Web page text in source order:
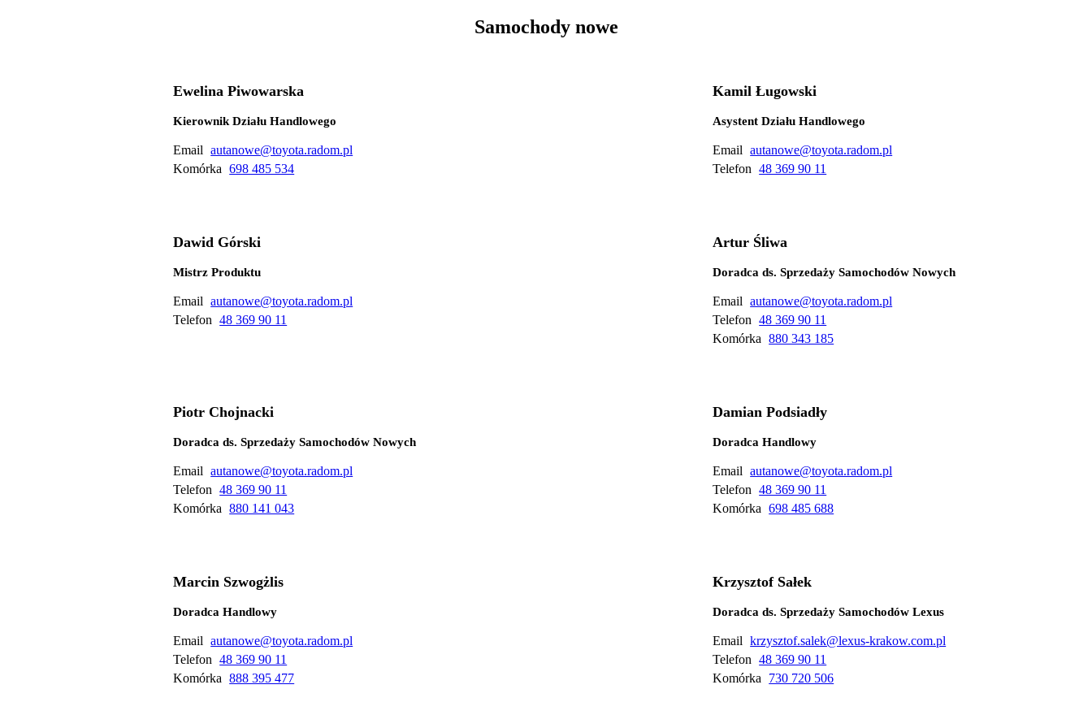
Samochody nowe
Ewelina Piwowarska
Kierownik Działu Handlowego
Email autanowe@toyota.radom.pl
Komórka 698 485 534
Kamil Ługowski
Asystent Działu Handlowego
Email autanowe@toyota.radom.pl
Telefon 48 369 90 11
Dawid Górski
Mistrz Produktu
Email autanowe@toyota.radom.pl
Telefon 48 369 90 11
Artur Śliwa
Doradca ds. Sprzedaży Samochodów Nowych
Email autanowe@toyota.radom.pl
Telefon 48 369 90 11
Komórka 880 343 185
Piotr Chojnacki
Doradca ds. Sprzedaży Samochodów Nowych
Email autanowe@toyota.radom.pl
Telefon 48 369 90 11
Komórka 880 141 043
Damian Podsiadły
Doradca Handlowy
Email autanowe@toyota.radom.pl
Telefon 48 369 90 11
Komórka 698 485 688
Marcin Szwogżlis
Doradca Handlowy
Email autanowe@toyota.radom.pl
Telefon 48 369 90 11
Komórka 888 395 477
Krzysztof Sałek
Doradca ds. Sprzedaży Samochodów Lexus
Email krzysztof.salek@lexus-krakow.com.pl
Telefon 48 369 90 11
Komórka
730 720 506